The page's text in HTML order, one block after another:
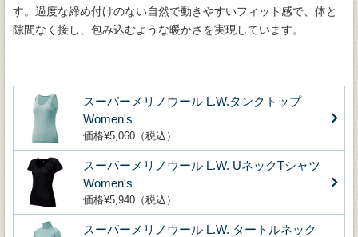
す。過度な締め付けのない自然で動きやすいフィット感で、体と
隙間なく接し、包み込むような暖かさを実現しています。
スーパーメリノウール L.W.タンクトップ
Women's
価格¥5,060（税込）
スーパーメリノウール L.W. UネックTシャツ
Women's
価格¥5,940（税込）
スーパーメリノウール L.W. タートルネック